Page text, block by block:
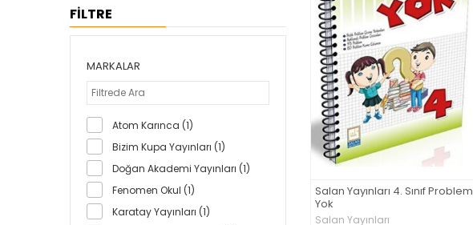
FİLTRE
MARKALAR
Atom Karınca (1)
Bizim Kupa Yayınları (1)
Doğan Akademi Yayınları (1)
Fenomen Okul (1)
Karatay Yayınları (1)
Salan Yayınları 4. Sınıf Problem
Yok
Salan Yayınları